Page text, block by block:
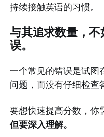
持续接触英语的习惯。
与其追求数量，不
误。
一个常见的错误是试图
问题，而没有仔细检查
要想快速提高分数，你
但要深入理解。